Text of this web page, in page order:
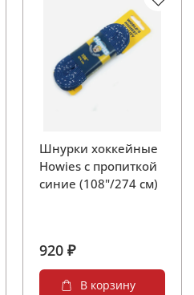
Шнурки хоккейные
Howies с пропиткой
синие (108"/274 см)
920 ₽
В корзину